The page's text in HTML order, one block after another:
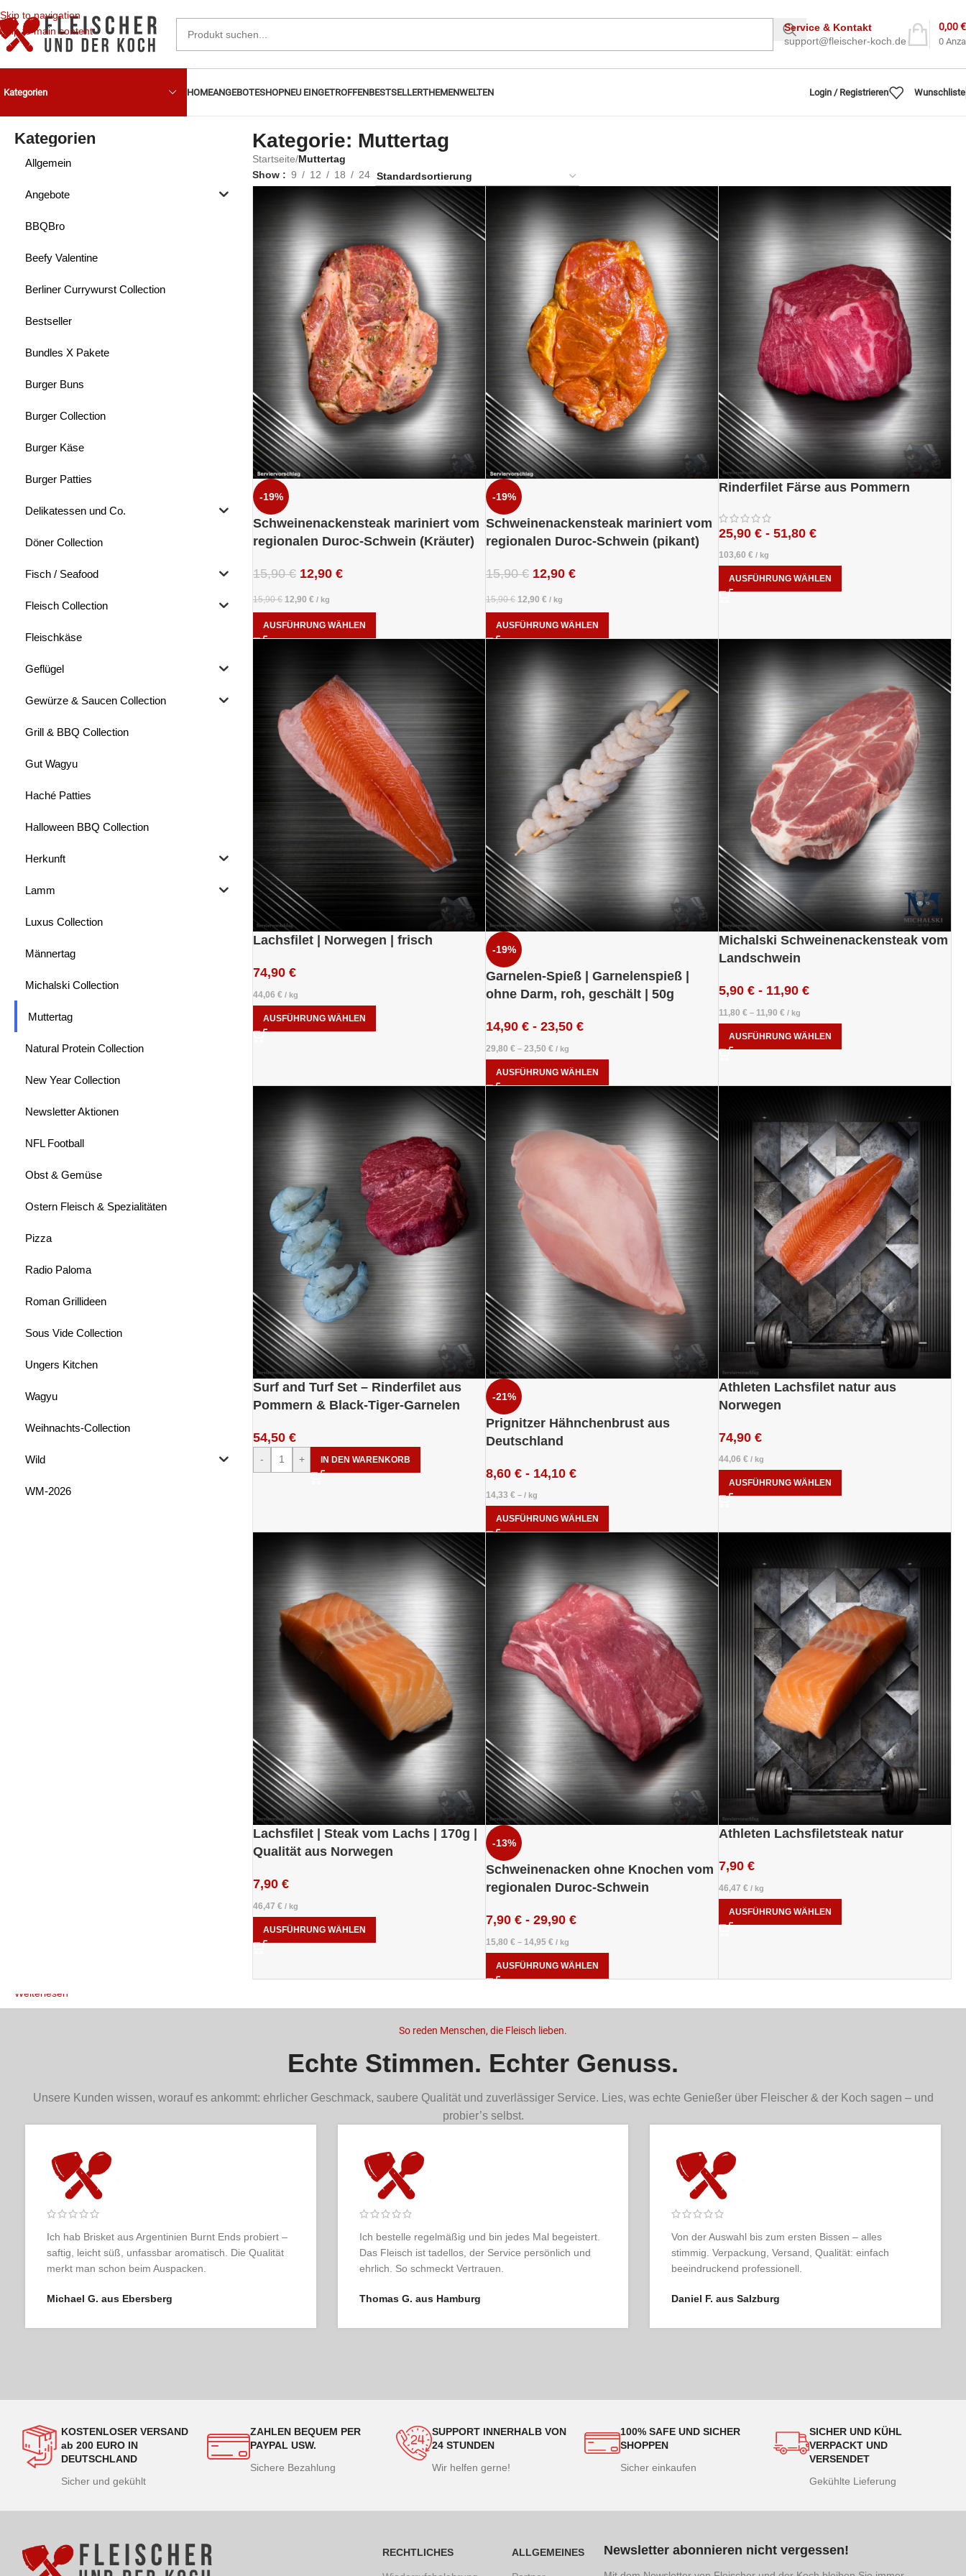
Skip to navigation
Skip to main content
Service & Kontakt
support@fleischer-koch.de
0
0,00€
Kategorien HOMEANGEBOTESHOPNEU EINGETROFFENBESTSELLERTHEMENWELTEN Login / Registrieren Wunschliste
Kategorien
Allgemein
Angebote
BBQBro
Beefy Valentine
Berliner Currywurst Collection
Bestseller
Bundles X Pakete
Burger Buns
Burger Collection
Burger Käse
Burger Patties
Delikatessen und Co.
Döner Collection
Fisch / Seafood
Fleisch Collection
Fleischkäse
Geflügel
Gewürze & Saucen Collection
Grill & BBQ Collection
Gut Wagyu
Haché Patties
Halloween BBQ Collection
Herkunft
Lamm
Luxus Collection
Männertag
Michalski Collection
Muttertag
Natural Protein Collection
New Year Collection
Newsletter Aktionen
NFL Football
Obst & Gemüse
Ostern Fleisch & Spezialitäten
Pizza
Radio Paloma
Roman Grillideen
Sous Vide Collection
Ungers Kitchen
Wagyu
Weihnachts-Collection
Wild
WM-2026
Kategorie: Muttertag
Startseite/Muttertag
Show
9 12 18 24
-19%
Schweinenackensteak mariniert vom
regionalen Duroc-Schwein (Kräuter)
15,90€ 12,90 €
15,90€ 12,90 € / kg
AUSFÜHRUNG WÄHLEN
-19%
Schweinenackensteak mariniert vom
regionalen Duroc-Schwein (pikant)
15,90€ 12,90 €
15,90€ 12,90 € / kg
AUSFÜHRUNG WÄHLEN
Rinderfilet Färse aus Pommern
25,90 € - 51,80 €
103,60 € / kg
AUSFÜHRUNG WÄHLEN
Lachsfilet | Norwegen | frisch
74,90 €
44,06 € / kg
AUSFÜHRUNG WÄHLEN
-19%
Garnelen-Spieß | Garnelenspieß |
ohne Darm, roh, geschält | 50g
14,90 € - 23,50 €
29,80 € – 23,50 € / kg
AUSFÜHRUNG WÄHLEN
Michalski Schweinenackensteak vom
Landschwein
5,90 € - 11,90 €
11,80 € – 11,90 € / kg
AUSFÜHRUNG WÄHLEN
Surf and Turf Set – Rinderfilet aus
Pommern & Black-Tiger-Garnelen
54,50 €
- + IN DEN WARENKORB
-21%
Prignitzer Hähnchenbrust aus
Deutschland
8,60 € - 14,10 €
14,33 € – / kg
AUSFÜHRUNG WÄHLEN
Athleten Lachsfilet natur aus
Norwegen
74,90 €
44,06 € / kg
AUSFÜHRUNG WÄHLEN
Lachsfilet | Steak vom Lachs | 170g |
Qualität aus Norwegen
7,90 €
46,47 € / kg
AUSFÜHRUNG WÄHLEN
-13%
Schweinenacken ohne Knochen vom
regionalen Duroc-Schwein
7,90 € - 29,90 €
15,80 € – 14,95 € / kg
AUSFÜHRUNG WÄHLEN
Athleten Lachsfiletsteak natur
7,90 €
46,47 € / kg
AUSFÜHRUNG WÄHLEN
Weiterlesen
So reden Menschen, die Fleisch lieben.
Echte Stimmen. Echter Genuss.
Unsere Kunden wissen, worauf es ankommt: ehrlicher Geschmack, saubere Qualität und zuverlässiger Service. Lies, was echte Genießer über Fleischer & der Koch sagen – und
probier’s selbst.
Ich habe schon viele Online-Metzgereien ausprobiert,
aber keine kommt an Fleischer & der Koch heran.
Geschmacklich und optisch absolute Spitzenklasse.
Julia K. aus Berlin
Selten so ein rundes Erlebnis gehabt: übersichtlicher
Shop, hochwertige Ware, pünktliche Lieferung und
echtes Genussgefühl beim Auspacken.
Patrick R. aus Düsseldorf
Fleischer & der Koch ist für mich das Maß der Dinge.
Qualität, Service, Ästhetik – alles so, wie man es sich
als Genießer wünscht.
Karin T. aus Linz
KOSTENLOSER VERSAND
ab 200 EURO IN
DEUTSCHLAND
Sicher und gekühlt
ZAHLEN BEQUEM PER
PAYPAL USW.
Sichere Bezahlung
SUPPORT INNERHALB VON
24 STUNDEN
Wir helfen gerne!
100% SAFE UND SICHER
SHOPPEN
Sicher einkaufen
SICHER UND KÜHL
VERPACKT UND
VERSENDET
Gekühlte Lieferung
RECHTLICHES ALLGEMEINES Newsletter abonnieren nicht vergessen!